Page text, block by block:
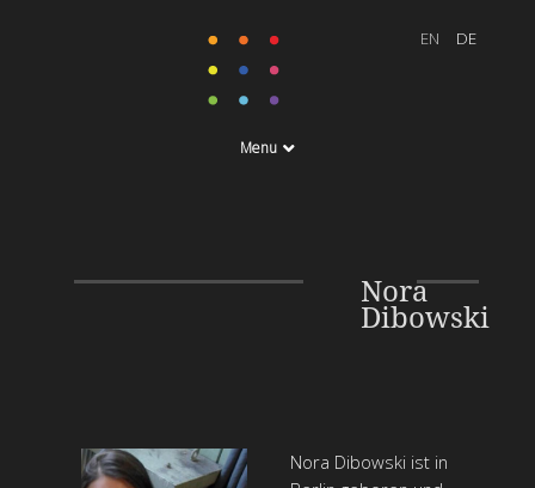
Menu
Nora
Dibowski
Nora Dibowski ist in